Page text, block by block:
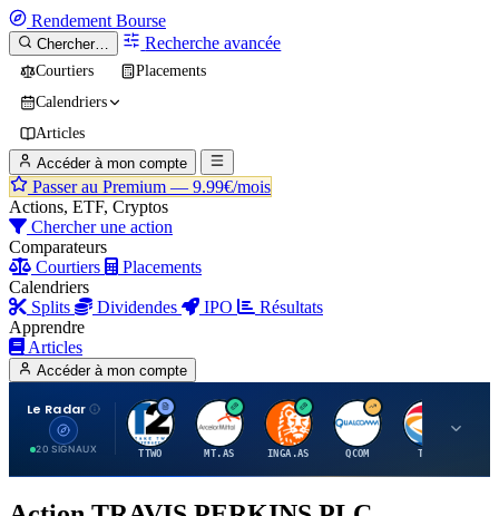
Rendement Bourse
Chercher… Recherche avancée
Courtiers
Placements
Calendriers
Articles
Accéder à mon compte
Passer au Premium — 9.99€/mois
Actions, ETF, Cryptos
Chercher une action
Comparateurs
Courtiers
Placements
Calendriers
Splits
Dividendes IPO
Résultats
Apprendre
Articles
Accéder à mon compte
Le Radar
20 SIGNAUX
T
TTWO
A
MT.AS
I
INGA.AS
Q
QCOM
T
TTE